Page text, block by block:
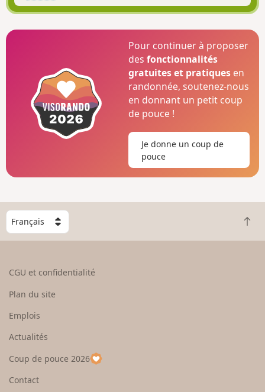
Pour continuer à proposer
desfonctionnalités
gratuites et pratiques en
randonnée, soutenez-nous
en donnant un petit coup
de pouce !
Je donne un coup de
pouce
C
o
e
u
p
a
R
e
CGU et confidentialité
Plan du site
Emplois
Actualités
Coup de pouce 2026
Contact